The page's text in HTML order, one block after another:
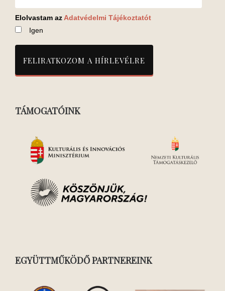
Elolvastam az Adatvédelmi Tájékoztatót
Igen
TÁMOGATÓINK
EGYÜTTMŰKÖDŐ PARTNEREINK